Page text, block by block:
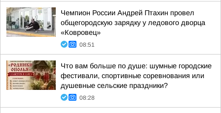
Чемпион России Андрей Птахин провел
общегородскую зарядку у ледового дворца
«Ковровец»
08:51
Что вам больше по душе: шумные городские
фестивали, спортивные соревнования или
душевные сельские праздники?
08:28